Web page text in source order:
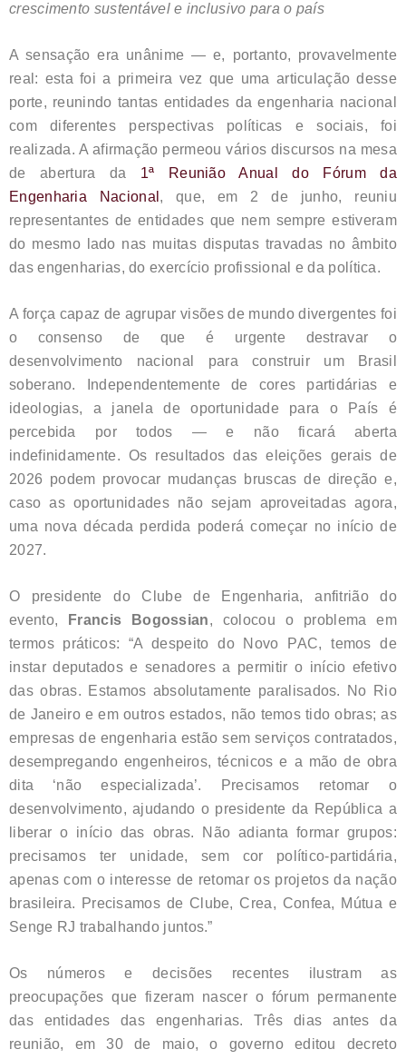
crescimento sustentável e inclusivo para o país
A sensação era unânime — e, portanto, provavelmente
real: esta foi a primeira vez que uma articulação desse
porte, reunindo tantas entidades da engenharia nacional
com diferentes perspectivas políticas e sociais, foi
realizada. A afirmação permeou vários discursos na mesa
de abertura da 1ª Reunião Anual do Fórum da
Engenharia Nacional , que, em 2 de junho, reuniu
representantes de entidades que nem sempre estiveram
do mesmo lado nas muitas disputas travadas no âmbito
das engenharias, do exercício profissional e da política.
A força capaz de agrupar visões de mundo divergentes foi
o consenso de que é urgente destravar o
desenvolvimento nacional para construir um Brasil
soberano. Independentemente de cores partidárias e
ideologias, a janela de oportunidade para o País é
percebida por todos — e não ficará aberta
indefinidamente. Os resultados das eleições gerais de
2026 podem provocar mudanças bruscas de direção e,
caso as oportunidades não sejam aproveitadas agora,
uma nova década perdida poderá começar no início de
2027.
O presidente do Clube de Engenharia, anfitrião do
evento,
Francis Bogossian, colocou o problema em
termos práticos: “A despeito do Novo PAC, temos de
instar deputados e senadores a permitir o início efetivo
das obras. Estamos absolutamente paralisados. No Rio
de Janeiro e em outros estados, não temos tido obras; as
empresas de engenharia estão sem serviços contratados,
desempregando engenheiros, técnicos e a mão de obra
dita ‘não especializada’. Precisamos retomar o
desenvolvimento, ajudando o presidente da República a
liberar o início das obras. Não adianta formar grupos:
precisamos ter unidade, sem cor político-partidária,
apenas com o interesse de retomar os projetos da nação
brasileira. Precisamos de Clube, Crea, Confea, Mútua e
Senge RJ trabalhando juntos.”
Os números e decisões recentes ilustram as
preocupações que fizeram nascer o fórum permanente
das entidades das engenharias. Três dias antes da
reunião, em 30 de maio, o governo editou decreto